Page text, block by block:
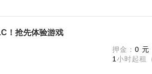
！抢先体验游戏
押金： 0 元
1 小时起租